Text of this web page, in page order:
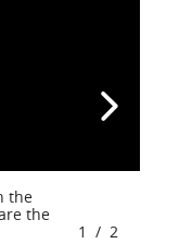
the
the
1 / 2